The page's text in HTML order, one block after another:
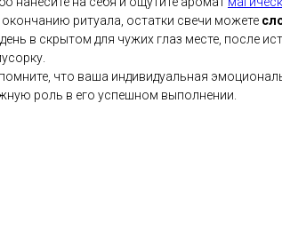
окончанию ритуала, остатки свечи можете
в скрытом для чужих глаз месте, после
что ваша индивидуальная
роль в его успешном выполнении.